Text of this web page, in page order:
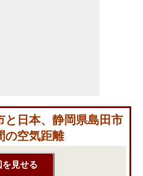
と日本、静岡県島田市
の空気距離